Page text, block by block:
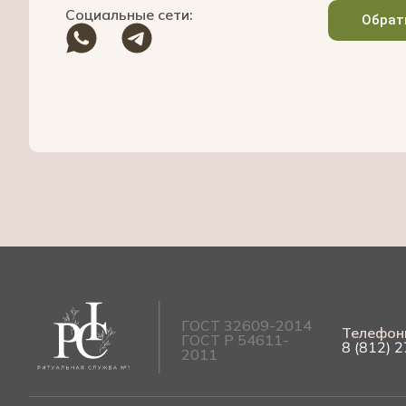
Социальные сети:
ГОСТ 32609-2014
ГОСТ Р 54611-
2011
8 (812)